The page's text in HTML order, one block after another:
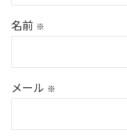
名前 ※
メール ※